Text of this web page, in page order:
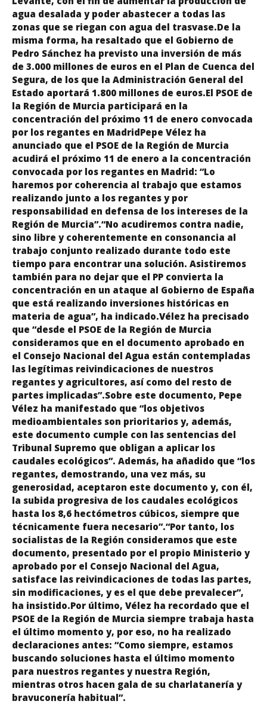
agua desalada y poder abastecer a todas las
zonas que se riegan con agua del trasvase.De la
misma forma, ha resaltado que el Gobierno de
Pedro Sánchez ha previsto una inversión de más
de 3.000 millones de euros en el Plan de Cuenca del
Segura, de los que la Administración General del
Estado aportará 1.800 millones de euros.El PSOE de
la Región de Murcia participará en la
concentración del próximo 11 de enero convocada
por los regantes en MadridPepe Vélez ha
anunciado que el PSOE de la Región de Murcia
acudirá el próximo 11 de enero a la concentración
convocada por los regantes en Madrid: “Lo
haremos por coherencia al trabajo que estamos
realizando junto a los regantes y por
responsabilidad en defensa de los intereses de la
Región de Murcia”.“No acudiremos contra nadie,
sino libre y coherentemente en consonancia al
trabajo conjunto realizado durante todo este
tiempo para encontrar una solución. Asistiremos
también para no dejar que el PP convierta la
concentración en un ataque al Gobierno de España
que está realizando inversiones históricas en
materia de agua”, ha indicado.Vélez ha precisado
que “desde el PSOE de la Región de Murcia
consideramos que en el documento aprobado en
el Consejo Nacional del Agua están contempladas
las legítimas reivindicaciones de nuestros
regantes y agricultores, así como del resto de
partes implicadas”.Sobre este documento, Pepe
Vélez ha manifestado que “los objetivos
medioambientales son prioritarios y, además,
este documento cumple con las sentencias del
Tribunal Supremo que obligan a aplicar los
caudales ecológicos”. Además, ha añadido que “los
regantes, demostrando, una vez más, su
generosidad, aceptaron este documento y, con él,
la subida progresiva de los caudales ecológicos
hasta los 8,6 hectómetros cúbicos, siempre que
técnicamente fuera necesario”.“Por tanto, los
socialistas de la Región consideramos que este
documento, presentado por el propio Ministerio y
aprobado por el Consejo Nacional del Agua,
satisface las reivindicaciones de todas las partes,
sin modificaciones, y es el que debe prevalecer”,
ha insistido.Por último, Vélez ha recordado que el
PSOE de la Región de Murcia siempre trabaja hasta
el último momento y, por eso, no ha realizado
declaraciones antes: “Como siempre, estamos
buscando soluciones hasta el último momento
para nuestros regantes y nuestra Región,
mientras otros hacen gala de su charlatanería y
bravuconería habitual”.